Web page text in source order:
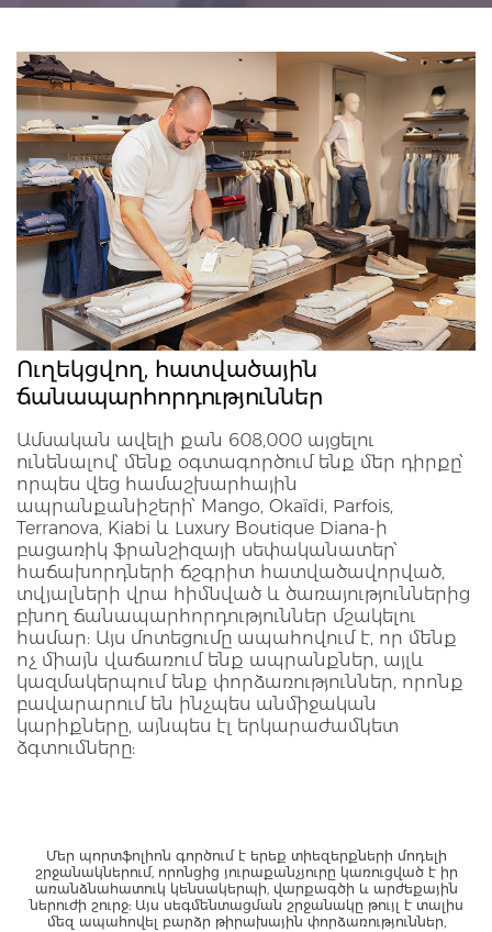
Ուղեկցվող, հատվածային
ճանապարհորդություններ
Ամսական ավելի քան 608,000 այցելու
ունենալով՝ մենք օգտագործում ենք մեր դիրքը՝
որպես վեց համաշխարհային
ապրանքանիշերի՝ Mango, Okaïdi, Parfois,
Terranova, Kiabi և Luxury Boutique Diana-ի
բացառիկ ֆրանշիզայի սեփականատեր՝
հաճախորդների ճշգրիտ հատվածավորված,
տվյալների վրա հիմնված և ծառայություններից
բխող ճանապարհորդություններ մշակելու
համար: Այս մոտեցումը ապահովում է, որ մենք
ոչ միայն վաճառում ենք ապրանքներ, այլև
կազմակերպում ենք փորձառություններ, որոնք
բավարարում են ինչպես անմիջական
կարիքները, այնպես էլ երկարաժամկետ
ձգտումները:
Մեր պորտֆոլիոն գործում է երեք տիեզերքների մոդելի
շրջանակներում, որոնցից յուրաքանչյուրը կառուցված է իր
առանձնահատուկ կենսակերպի, վարքագծի և արժեքային
ներուժի շուրջ: Այս սեգմենտացման շրջանակը թույլ է տալիս
մեզ ապահովել բարձր թիրախային փորձառություններ,